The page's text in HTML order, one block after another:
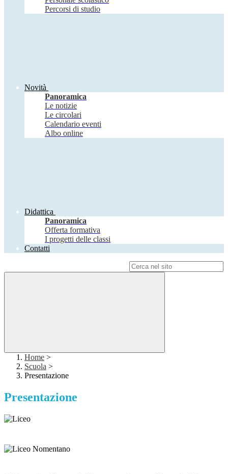
Percorsi di studio
Novità
Panoramica
Le notizie
Le circolari
Calendario eventi
Albo online
Didattica
Panoramica
Offerta formativa
I progetti delle classi
Contatti
Home >
Scuola >
Presentazione
Presentazione